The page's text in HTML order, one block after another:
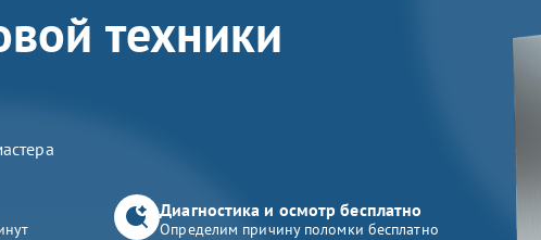
техники
Диагностика и осмотр бесплатно
Определим причину поломки бесплатно